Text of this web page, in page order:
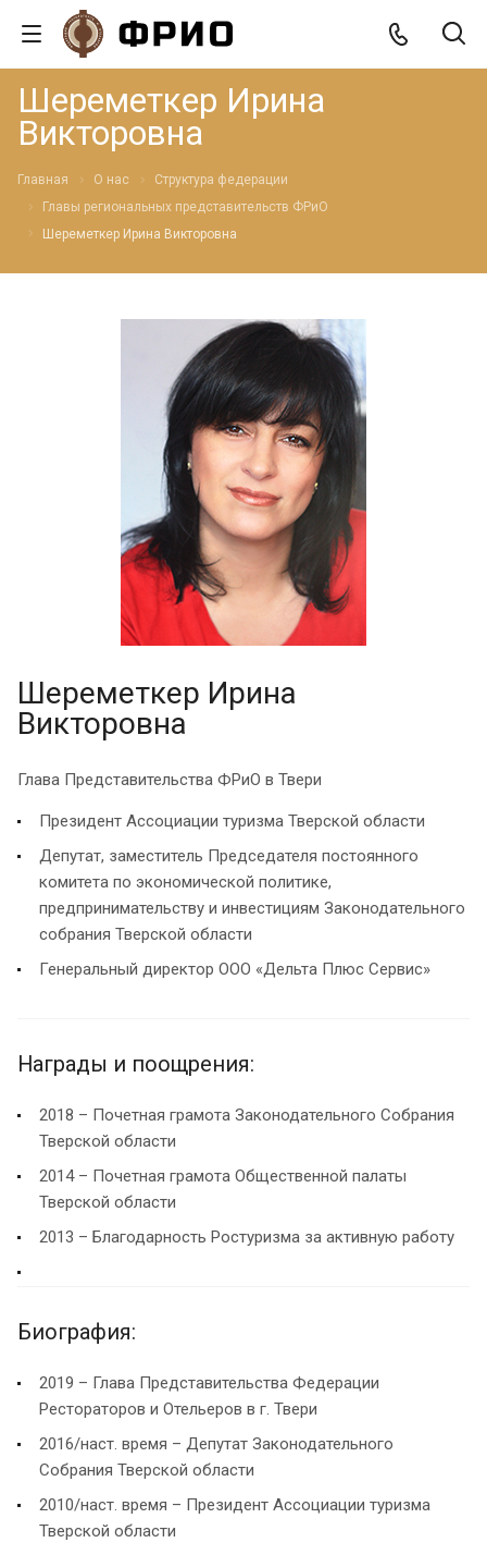
Шереметкер Ирина
Викторовна
Главная О нас
Структура федерации
Главы региональных представительств ФРиО
Шереметкер Ирина Викторовна
Шереметкер Ирина
Викторовна
Глава Представительства ФРиО в Твери
Президент Ассоциации туризма Тверской области
Депутат, заместитель Председателя постоянного
комитета по экономической политике,
предпринимательству и инвестициям Законодательного
собрания Тверской области
Генеральный директор ООО «Дельта Плюс Сервис»
Награды и поощрения:
2018 – Почетная грамота Законодательного Собрания
Тверской области
2014 – Почетная грамота Общественной палаты
Тверской области
2013 – Благодарность Ростуризма за активную работу
Биография:
2019 – Глава Представительства Федерации
Рестораторов и Отельеров в г. Твери
2016/наст. время – Депутат Законодательного
Собрания Тверской области
2010/наст. время – Президент Ассоциации туризма
Тверской области